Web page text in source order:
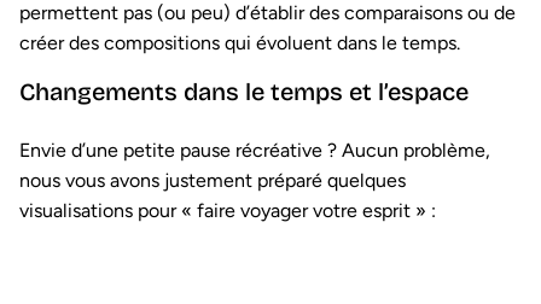
permettent pas (ou peu) d’établir des comparaisons ou de
créer des compositions qui évoluent dans le temps.
Changements dans le temps et l’espace
Envie d’une petite pause récréative ? Aucun problème,
nous vous avons justement préparé quelques
visualisations pour « faire voyager votre esprit » :